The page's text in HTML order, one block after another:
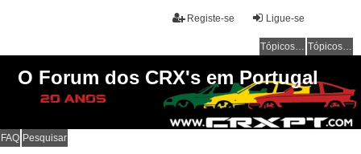
Ligue-se
Registe-se
Tópicos sem resposta Tópicos ativos
O Forum dos CRX's em Portugal
FAQ Pesquisar